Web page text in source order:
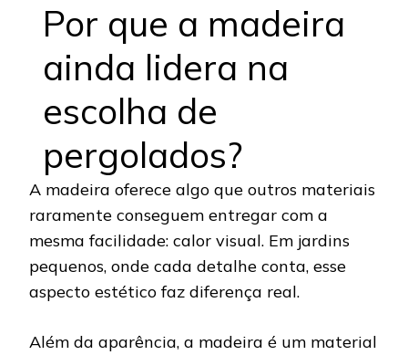
Por que a madeira
ainda lidera na
escolha de
pergolados?
A madeira oferece algo que outros materiais
raramente conseguem entregar com a
mesma facilidade: calor visual. Em jardins
pequenos, onde cada detalhe conta, esse
aspecto estético faz diferença real.
Além da aparência, a madeira é um material